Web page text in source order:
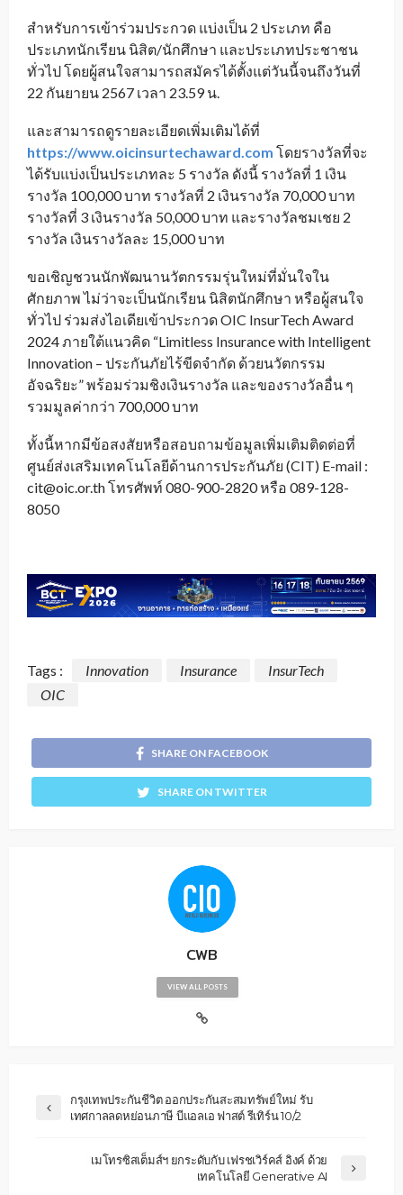
สำหรับการเข้าร่วมประกวด แบ่งเป็น 2 ประเภท คือ
ประเภทนักเรียน นิสิต/นักศึกษา และประเภทประชาชน
ทั่วไป โดยผู้สนใจสามารถสมัครได้ตั้งแต่วันนี้จนถึงวันที่
22 กันยายน 2567 เวลา 23.59 น.
และสามารถดูรายละเอียดเพิ่มเติมได้ที่
https://www.oicinsurtechaward.com โดยรางวัลที่จะ
ได้รับแบ่งเป็นประเภทละ 5 รางวัล ดังนี้ รางวัลที่ 1 เงิน
รางวัล 100,000 บาท รางวัลที่ 2 เงินรางวัล 70,000 บาท
รางวัลที่ 3 เงินรางวัล 50,000 บาท และรางวัลชมเชย 2
รางวัล เงินรางวัลละ 15,000 บาท
ขอเชิญชวนนักพัฒนานวัตกรรมรุ่นใหม่ที่มั่นใจใน
ศักยภาพ ไม่ว่าจะเป็นนักเรียน นิสิตนักศึกษา หรือผู้สนใจ
ทั่วไป ร่วมส่งไอเดียเข้าประกวด OIC InsurTech Award
2024 ภายใต้แนวคิด “Limitless Insurance with Intelligent
Innovation – ประกันภัยไร้ขีดจำกัด ด้วยนวัตกรรม
อัจฉริยะ” พร้อมร่วมชิงเงินรางวัล และของรางวัลอื่น ๆ
รวมมูลค่ากว่า 700,000 บาท
ทั้งนี้หากมีข้อสงสัยหรือสอบถามข้อมูลเพิ่มเติมติดต่อที่
ศูนย์ส่งเสริมเทคโนโลยีด้านการประกันภัย (CIT) E-mail :
cit@oic.or.th โทรศัพท์ 080-900-2820 หรือ 089-128-
8050
Tags : Innovation Insurance
InsurTech
OIC
SHARE ON FACEBOOK
SHARE ON TWITTER
CWB
VIEW ALL POSTS
กรุงเทพประกันชีวิต ออกประกันสะสมทรัพย์ใหม่ รับ
เทศกาลลดหย่อนภาษี บีแอลเอ ฟาสต์ รีเทิร์น 10/2
เมโทรซิสเต็มส์ฯ ยกระดับกับ เฟรชเวิร์คส์ อิงค์ ด้วย
เทคโนโลยี Generative AI